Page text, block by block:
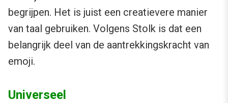
begrijpen. Het is juist een creatievere manier
van taal gebruiken. Volgens Stolk is dat een
belangrijk deel van de aantrekkingskracht van
emoji.
Universeel